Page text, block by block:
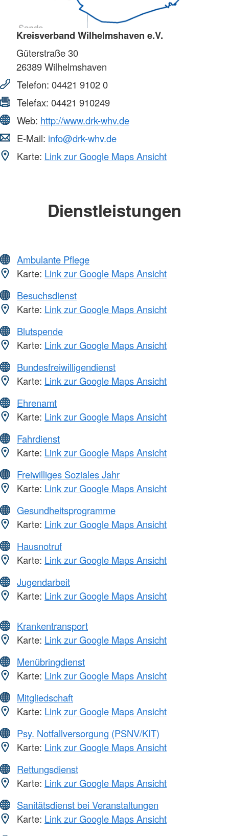
Kreisverband Wilhelmshaven e.V.
Güterstraße 30
26389Wilhelmshaven
Telefon: 04421 9102 0
Telefax: 04421 910249
Web: http://www.drk-whv.de
E-Mail: info@drk-whv.de
Karte: Link zur Google Maps Ansicht
Dienstleistungen
Ambulante Pflege
Karte: Link zur Google Maps Ansicht
Besuchsdienst
Karte: Link zur Google Maps Ansicht
Blutspende
Karte: Link zur Google Maps Ansicht
Bundesfreiwilligendienst
Karte: Link zur Google Maps Ansicht
Ehrenamt
Karte: Link zur Google Maps Ansicht
Fahrdienst
Karte: Link zur Google Maps Ansicht
Freiwilliges Soziales Jahr
Karte: Link zur Google Maps Ansicht
Gesundheitsprogramme
Karte: Link zur Google Maps Ansicht
Hausnotruf
Karte: Link zur Google Maps Ansicht
Jugendarbeit
Karte: Link zur Google Maps Ansicht
Krankentransport
Karte: Link zur Google Maps Ansicht
Menübringdienst
Karte: Link zur Google Maps Ansicht
Mitgliedschaft
Karte: Link zur Google Maps Ansicht
Psy. Notfallversorgung (PSNV/KIT)
Karte: Link zur Google Maps Ansicht
Rettungsdienst
Karte: Link zur Google Maps Ansicht
Sanitätsdienst bei Veranstaltungen
Karte: Link zur Google Maps Ansicht